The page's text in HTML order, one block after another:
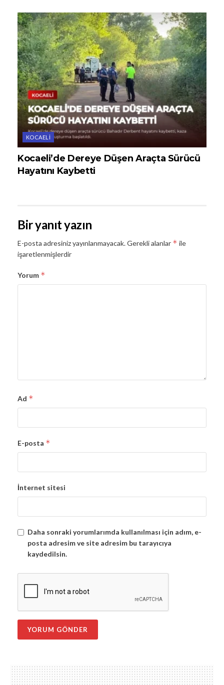
KOCAELI
Kocaeli’de Dereye Düşen Araçta Sürücü
Hayatını Kaybetti
Bir yanıt yazın
E-posta adresiniz yayınlanmayacak.Gerekli alanlar * ile
işaretlenmişlerdir
Yorum *
Ad *
E-posta *
İnternet sitesi
Daha sonraki yorumlarımda kullanılması için adım, e-
posta adresim ve site adresim bu tarayıcıya
kaydedilsin.